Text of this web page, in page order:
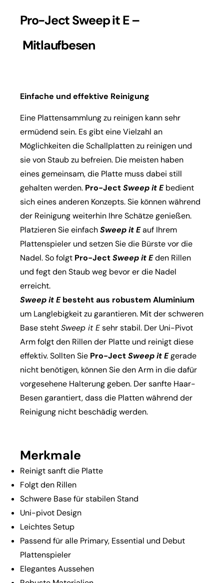
Pro-Ject Sweep it E –
Mitlaufbesen
Einfache und effektive Reinigung
Eine Plattensammlung zu reinigen kann sehr
ermüdend sein. Es gibt eine Vielzahl an
Möglichkeiten die Schallplatten zu reinigen und
sie von Staub zu befreien. Die meisten haben
eines gemeinsam, die Platte muss dabei still
gehalten werden. Pro-JectSweep it E bedient
sich eines anderen Konzepts. Sie können während
der Reinigung weiterhin Ihre Schätze genießen.
Platzieren Sie einfachSweep it Eauf Ihrem
Plattenspieler und setzen Sie die Bürste vor die
Nadel. So folgt Pro-JectSweep it Eden Rillen
und fegt den Staub weg bevor er die Nadel
erreicht.
Sweep it Ebesteht aus robustem Aluminium
um Langlebigkeit zu garantieren. Mit der schweren
Base stehtSweep it Esehr stabil. Der Uni-Pivot
Arm folgt den Rillen der Platte und reinigt diese
effektiv. Sollten Sie Pro-JectSweep it Egerade
nicht benötigen, können Sie den Arm in die dafür
vorgesehene Halterung geben. Der sanfte Haar-
Besen garantiert, dass die Platten während der
Reinigung nicht beschädig werden.
Merkmale
Reinigt sanft die Platte
Folgt den Rillen
Schwere Base für stabilen Stand
Uni-pivot Design
Leichtes Setup
Passend für alle Primary, Essential und Debut
Plattenspieler
Elegantes Aussehen